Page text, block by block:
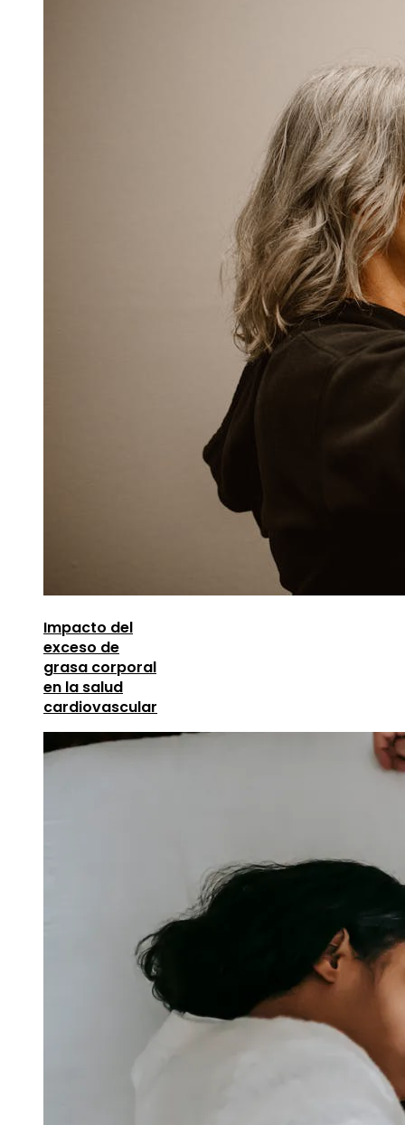
Impacto del
exceso de
grasa corporal
en la salud
cardiovascular